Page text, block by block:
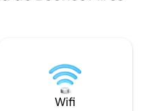
en
te helpen!
welkomstpakket
zelfstandige toegang.
het register voor
Wifi